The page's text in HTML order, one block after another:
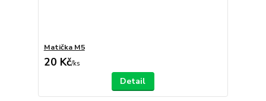
Matička M5
20 Kč/ks
Detail